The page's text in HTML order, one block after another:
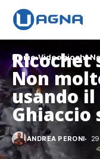
Home Videogiochi
Ricochet
Non
usando il
Ghiaccio
ANDREA PERONI